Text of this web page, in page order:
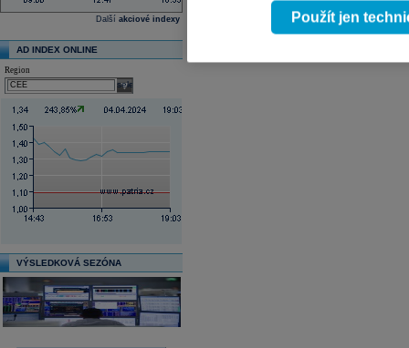
Další akciové indexy
AD INDEX ONLINE
Region
select
VÝSLEDKOVÁ SEZÓNA
Použít jen